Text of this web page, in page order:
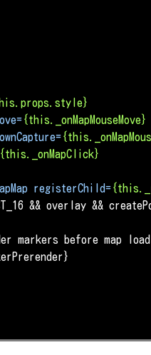
={this._onMapMouseMove}
=
{this._onMapClick}
registerChild=
&& overlay &&
markers before map